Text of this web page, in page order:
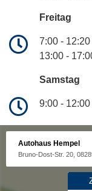
Freitag
7:00 -
13:00 -
Samstag
9:00 -
Autohaus Hempel
Bruno-Dost-Str. 20,